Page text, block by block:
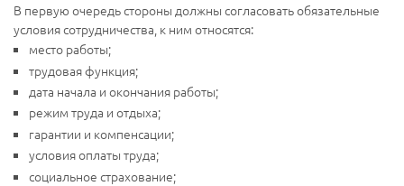
В первую очередь стороны должны согласовать обязательные
условия сотрудничества, к ним относятся:
место работы;
трудовая функция;
дата начала и окончания работы;
режим труда и отдыха;
гарантии и компенсации;
условия оплаты труда;
социальное страхование;